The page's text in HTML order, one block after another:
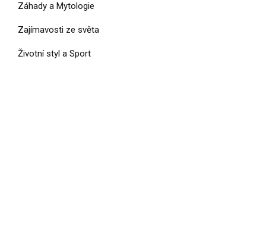
Záhady a Mytologie
Zajímavosti ze světa
Životní styl a Sport